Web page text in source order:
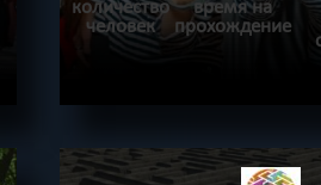
количество
человек
время на
прохождение